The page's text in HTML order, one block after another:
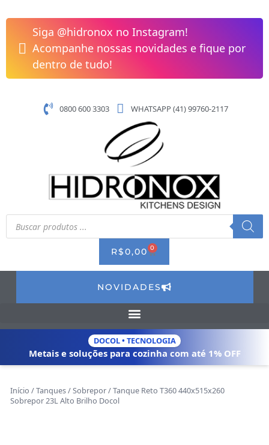
para
conteúdo
Siga @hidronox no Instagram!
Acompanhe nossas novidades e fique por
dentro de tudo!
0800 600 3303 WHATSAPP (41) 99760-2117
Pesquisar
produtos
R$0,00 0 CART
NOVIDADES
DOCOL • TECNOLOGIA
Metais e soluções para cozinha com até 1% OFF
Início /Tanques/Sobrepor/ Tanque Reto T360 440x515x260
Sobrepor 23L Alto Brilho Docol
Reto
T360
440x515x260
Sobrepor
23L
Brilho